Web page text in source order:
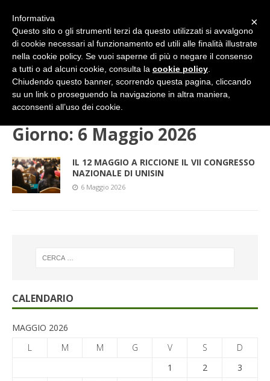
2026 MAGGIO
Giorno: 6 Maggio 2026
IL 12 MAGGIO A RICCIONE IL VII CONGRESSO
NAZIONALE DI UNISIN
6 Maggio 2026
CALENDARIO
MAGGIO 2026
L
M M G V S
D
1
2
3
×
Informativa
Questo sito o gli strumenti terzi da questo utilizzati si avvalgono
di cookie necessari al funzionamento ed utili alle finalità illustrate
nella cookie policy. Se vuoi saperne di più o negare il consenso
a tutti o ad alcuni cookie, consulta la cookie policy
Chiudendo questo banner, scorrendo questa pagina, cliccando
su un link o proseguendo la navigazione in altra maniera,
acconsenti all’uso dei cookie.